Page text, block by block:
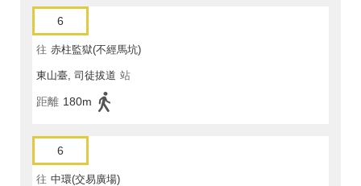
6
往 赤柱監獄(不經馬坑)
東山臺, 司徒拔道 站
距離 180m
6
往 中環(交易廣場)